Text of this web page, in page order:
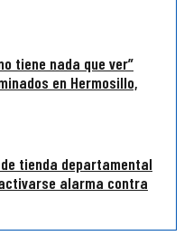
tiene nada que ver”
en Hermosillo,
tienda departamental
alarma contra